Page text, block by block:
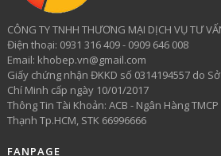
CÔNG TY TNHH THƯƠNG MẠI DỊCH VỤ TƯ
​Điện thoại: 0931 316 409 - 0909 646 008
Email: khobep.vn@gmail.com
Giấy chứng nhận ĐKKD số 0314194557 do
Chí Minh cấp ngày 10/01/2017
Thông Tin Tài Khoản: ACB - Ngân Hàng
Thạnh Tp.HCM, STK 66996666
FANPAGE